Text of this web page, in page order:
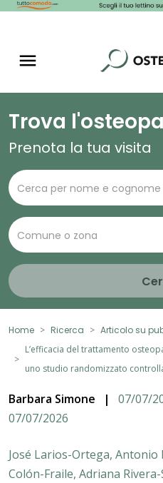
Trova
Prenota la tua visita
Home Ricerca
Articolo su
L’efficacia del trattamento
uno studio randomizzato
Barbara Simone |
07/07/
07/07/2026
José Larios-Ortega, Antonio
Colón-Fraile, Adriana